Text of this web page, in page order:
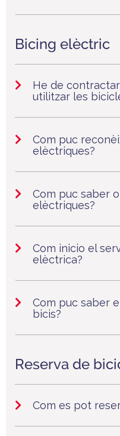
Bicing elèctric
He de
utilitzar les
Com puc
elèctriques?
Com puc saber
elèctriques?
Com inicio el
elèctrica?
Com puc saber
bicis?
Reserva de
Com es pot